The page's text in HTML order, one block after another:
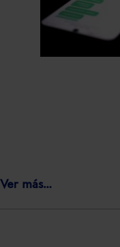
Ver más...